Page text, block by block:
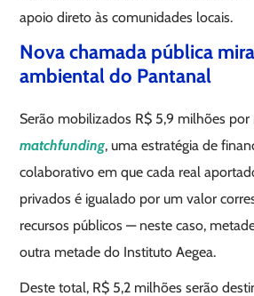
apoio direto às comunidades locais.
Nova chamada pública
ambiental do Pantanal
Serão mobilizados R$ 5,9 milhões
matchfunding, uma estratégia de
colaborativo em que cada real
privados é igualado por um valor
recursos públicos — neste caso,
outra metade do Instituto Aegea.
Deste total, R$ 5,2 milhões serão